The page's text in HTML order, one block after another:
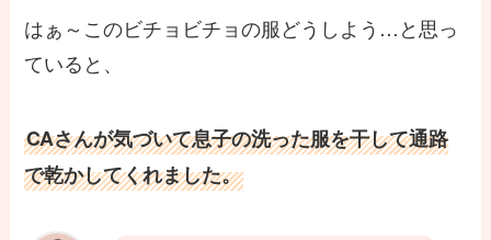
はぁ～このビチョビチョの服どうしよう…と思っ
ていると、
CAさんが気づいて息子の洗った服を干して通路
で乾かしてくれました。